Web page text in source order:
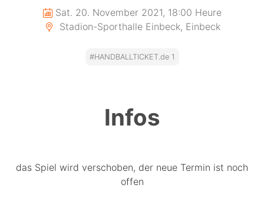
Sat. 20. November 2021, 18:00 Heure
Stadion-Sporthalle Einbeck, Einbeck
#HANDBALLTICKET.de 1
Infos
das Spiel wird verschoben, der neue Termin ist noch
offen